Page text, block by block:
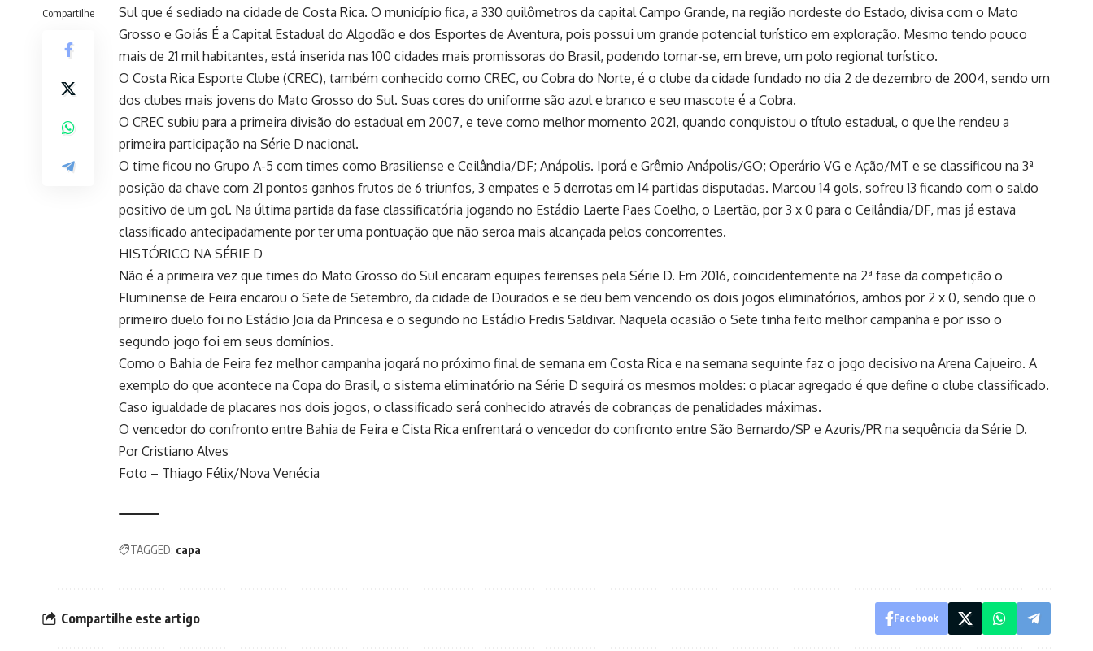
Compartilhe
Sul que é sediado na cidade de Costa Rica. O município fica, a 330 quilômetros da capital Campo Grande, na região nordeste do Estado, divisa com o Mato
Grosso e Goiás É a Capital Estadual do Algodão e dos Esportes de Aventura, pois possui um grande potencial turístico em exploração. Mesmo tendo pouco
mais de 21 mil habitantes, está inserida nas 100 cidades mais promissoras do Brasil, podendo tornar-se, em breve, um polo regional turístico.
O Costa Rica Esporte Clube (CREC), também conhecido como CREC, ou Cobra do Norte, é o clube da cidade fundado no dia 2 de dezembro de 2004, sendo um
dos clubes mais jovens do Mato Grosso do Sul. Suas cores do uniforme são azul e branco e seu mascote é a Cobra.
O CREC subiu para a primeira divisão do estadual em 2007, e teve como melhor momento 2021, quando conquistou o título estadual, o que lhe rendeu a
primeira participação na Série D nacional.
O time ficou no Grupo A-5 com times como Brasiliense e Ceilândia/DF; Anápolis. Iporá e Grêmio Anápolis/GO; Operário VG e Ação/MT e se classificou na 3ª
posição da chave com 21 pontos ganhos frutos de 6 triunfos, 3 empates e 5 derrotas em 14 partidas disputadas. Marcou 14 gols, sofreu 13 ficando com o saldo
positivo de um gol. Na última partida da fase classificatória jogando no Estádio Laerte Paes Coelho, o Laertão, por 3 x 0 para o Ceilândia/DF, mas já estava
classificado antecipadamente por ter uma pontuação que não seroa mais alcançada pelos concorrentes.
HISTÓRICO NA SÉRIE D
Não é a primeira vez que times do Mato Grosso do Sul encaram equipes feirenses pela Série D. Em 2016, coincidentemente na 2ª fase da competição o
Fluminense de Feira encarou o Sete de Setembro, da cidade de Dourados e se deu bem vencendo os dois jogos eliminatórios, ambos por 2 x 0, sendo que o
primeiro duelo foi no Estádio Joia da Princesa e o segundo no Estádio Fredis Saldivar. Naquela ocasião o Sete tinha feito melhor campanha e por isso o
segundo jogo foi em seus domínios.
Como o Bahia de Feira fez melhor campanha jogará no próximo final de semana em Costa Rica e na semana seguinte faz o jogo decisivo na Arena Cajueiro. A
exemplo do que acontece na Copa do Brasil, o sistema eliminatório na Série D seguirá os mesmos moldes: o placar agregado é que define o clube classificado.
Caso igualdade de placares nos dois jogos, o classificado será conhecido através de cobranças de penalidades máximas.
O vencedor do confronto entre Bahia de Feira e Cista Rica enfrentará o vencedor do confronto entre São Bernardo/SP e Azuris/PR na sequência da Série D.
Por Cristiano Alves
Foto – Thiago Félix/Nova Venécia
TAGGED: capa
Compartilhe este artigo Facebook